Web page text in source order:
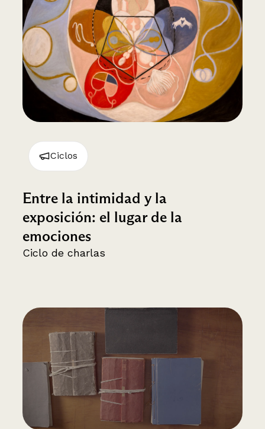
Ciclos
Entre la intimidad y la
exposición: el lugar de la
emociones
Ciclo de charlas